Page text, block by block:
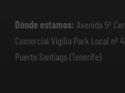
Dónde estamos: Avenida 5º
Comercial Vigilia Park Local nº 41
Puerto Santiago (Tenerife)